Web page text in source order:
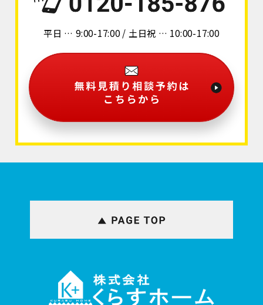
平日 … 9:00-17:00 / 土日祝 … 10:00-17:00